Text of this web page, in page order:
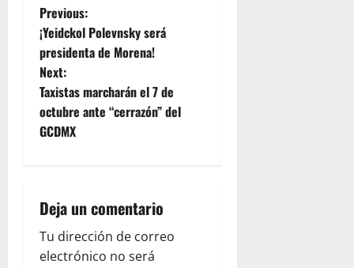
P
o
s
t
v
i
Previous:
¡Yeidckol Polevnsky será
presidenta de Morena!
Next:
Taxistas marcharán el 7 de
octubre ante “cerrazón” del
GCDMX
Deja un comentario
Tu dirección de correo
electrónico no será